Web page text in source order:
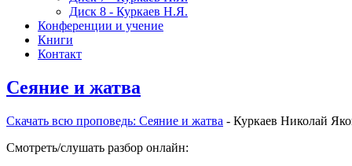
Диск 8 - Куркаев Н.Я.
Конференции и учение
Книги
Контакт
Сеяние и жатва
Скачать вcю проповедь: Сеяние и жатва - Куркаев Николай
Смотреть/слушать разбор онлайн: